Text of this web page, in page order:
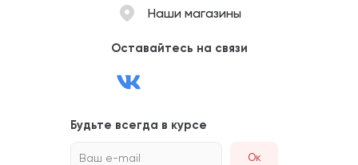
Наши магазины
Оставайтесь на связи
Будьте всегда в курсе
Ваш e-mail